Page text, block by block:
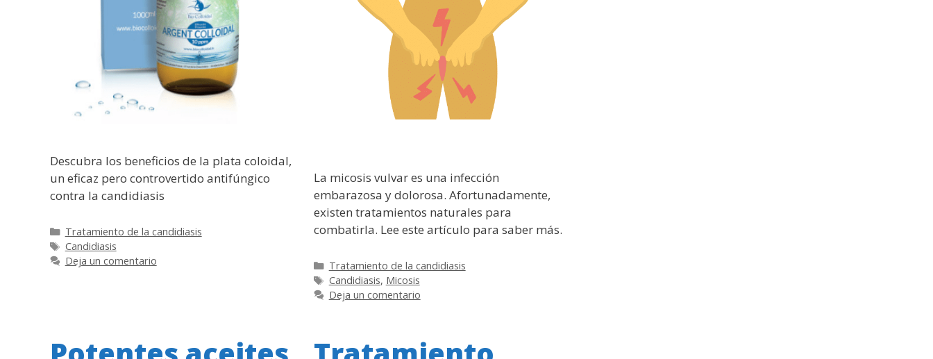
Descubra los beneficios de la plata coloidal,
un eficaz pero controvertido antifúngico
contra la candidiasis
Categorías
Tratamiento de la candidiasis
Etiquetas
Candidiasis
Deja un comentario
La micosis vulvar es una infección
embarazosa y dolorosa. Afortunadamente,
existen tratamientos naturales para
combatirla. Lee este artículo para saber más.
Categorías
Tratamiento de la candidiasis
Etiquetas
Candidiasis, Micosis
Deja un comentario